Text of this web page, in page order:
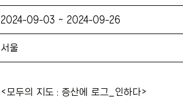
2024-09-03 ~ 2024-09-26
서울
<모두의 지도 : 증산에 로그_인하다>